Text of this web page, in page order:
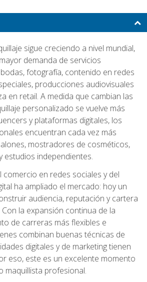
sigue creciendo a nivel mundial,
demanda de servicios
fotografía, contenido en redes
producciones audiovisuales
en retail. A medida que cambian las
personalizado se vuelve más
y plataformas digitales, los
encuentran cada vez más
mostradores de cosméticos,
estudios independientes.
comercio en redes sociales y del
ha ampliado el mercado: hoy un
audiencia, reputación y cartera
la expansión continua de la
de carreras más flexibles e
combinan buenas técnicas de
digitales y de marketing tienen
eso, este es un excelente momento
maquillista profesional.